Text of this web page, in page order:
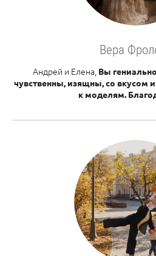
Вера
Андрей и Елена, Вы
чувственны, изящны, со вкусом
к моделям.